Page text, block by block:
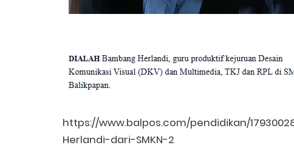
https://www.balpos.com/pendidikan/
Herlandi-dari-SMKN-2